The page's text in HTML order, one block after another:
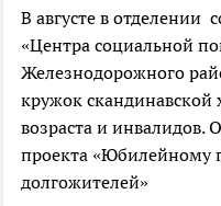
В августе в отделении
«Центра социальной
Железнодорожного
кружок
возраста и инвалидов.
проекта «Юбилейному
долгожителей»